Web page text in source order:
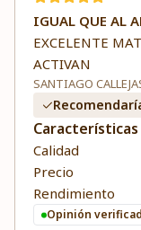
IGUAL QUE AL
EXCELENTE
ACTIVAN
SANTIAGO
Características
Calidad
Precio
Rendimiento
Opinión